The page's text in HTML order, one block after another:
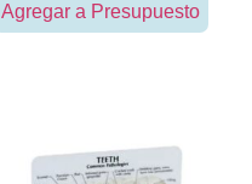
Agregar a Presupuesto